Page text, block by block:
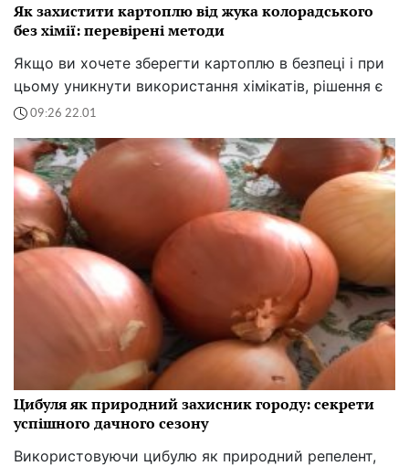
Як захистити картоплю від жука колорадського
без хімії: перевірені методи
Якщо ви хочете зберегти картоплю в безпеці і при
цьому уникнути використання хімікатів, рішення є
09:26 22.01
Цибуля як природний захисник городу: секрети
успішного дачного сезону
Використовуючи цибулю як природний репелент,